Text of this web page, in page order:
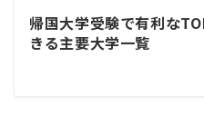
帰国大学受験で有利な
きる主要大学一覧